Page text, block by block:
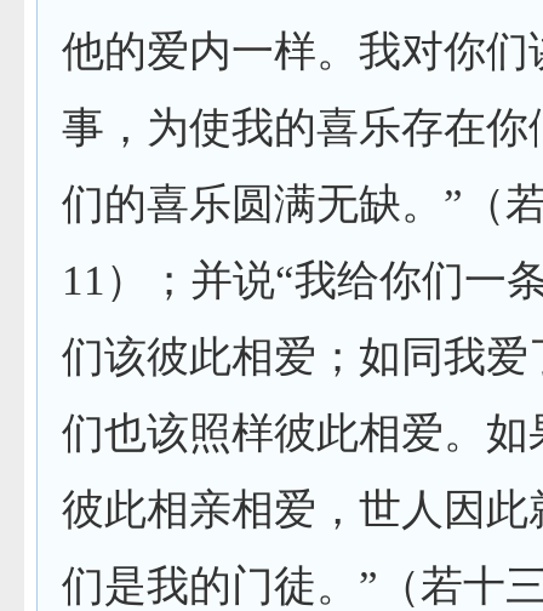
他的爱内一样。我对你们
事，为使我的喜乐存在你
们的喜乐圆满无缺。”（
11）；并说“我给你们一
们该彼此相爱；如同我爱
们也该照样彼此相爱。如
彼此相亲相爱，世人因此
们是我的门徒。”（若十